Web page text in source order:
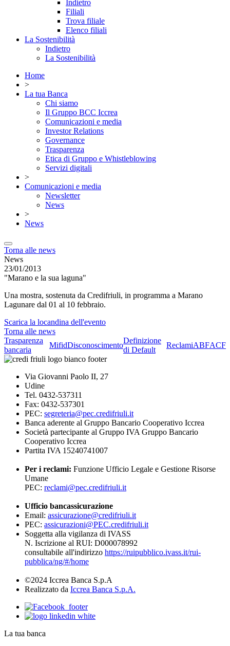
Indietro
Filiali
Trova filiale
Elenco filiali
La Sostenibilità
Indietro
La Sostenibilità
Home
>
La tua Banca
Chi siamo
Il Gruppo BCC Iccrea
Comunicazioni e media
Investor Relations
Governance
Trasparenza
Etica di Gruppo e Whistleblowing
Servizi digitali
>
Comunicazioni e media
Newsletter
News
>
News
Torna alle news
News
23/01/2013
"Marano e la sua laguna"
Una mostra, sostenuta da Credifriuli, in programma a Marano
Lagunare dal 01 al 10 febbraio.
Scarica la locandina dell'evento
Torna alle news
Trasparenza
bancaria
MifidDisconoscimento
Definizione
di Default
ReclamiABFACF
Via Giovanni Paolo II, 27
Udine
Tel. 0432-537311
Fax: 0432-537301
PEC: segreteria@pec.credifriuli.it
Banca aderente al Gruppo Bancario Cooperativo Iccrea
Società partecipante al Gruppo IVA Gruppo Bancario
Cooperativo Iccrea
Partita IVA 15240741007
Per i reclami: Funzione Ufficio Legale e Gestione Risorse
Umane
PEC: reclami@pec.credifriuli.it
Ufficio bancassicurazione
Email: assicurazione@credifriuli.it
PEC: assicurazioni@PEC.credifriuli.it
Soggetta alla vigilanza di IVASS
N. Iscrizione al RUI: D000078992
consultabile all'indirizzo https://ruipubblico.ivass.it/rui-
pubblica/ng/#/home
©2024 Iccrea Banca S.p.A
Realizzato da Iccrea Banca S.p.A.
La tua banca